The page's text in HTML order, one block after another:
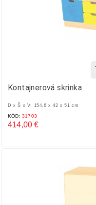
Kontajnerová skrinka
D x Š x V: 154,6 x 42 x 51 cm
KÓD: 31703
414,00 €